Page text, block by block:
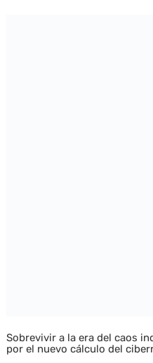
Sobrevivir a la era del caos
por el nuevo cálculo del